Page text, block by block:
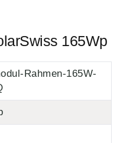
165Wp
Rahmen-165W-